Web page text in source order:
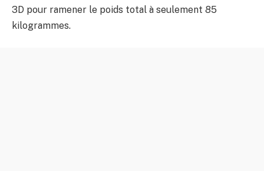
3D pour ramener le poids total à seulement 85
kilogrammes.